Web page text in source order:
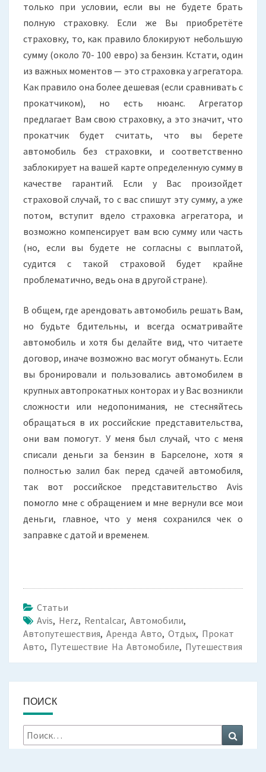
только при условии, если вы не будете брать
полную страховку. Если же Вы приобретёте
страховку, то, как правило блокируют небольшую
сумму (около 70- 100 евро) за бензин. Кстати, один
из важных моментов — это страховка у агрегатора.
Как правило она более дешевая (если сравнивать с
прокатчиком), но есть нюанс. Агрегатор
предлагает Вам свою страховку, а это значит, что
прокатчик будет считать, что вы берете
автомобиль без страховки, и соответственно
заблокирует на вашей карте определенную сумму в
качестве гарантий. Если у Вас произойдет
страховой случай, то с вас спишут эту сумму, а уже
потом, вступит вдело страховка агрегатора, и
возможно компенсирует вам всю сумму или часть
(но, если вы будете не согласны с выплатой,
судится с такой страховой будет крайне
проблематично, ведь она в другой стране).
В общем, где арендовать автомобиль решать Вам,
но будьте бдительны, и всегда осматривайте
автомобиль и хотя бы делайте вид, что читаете
договор, иначе возможно вас могут обмануть. Если
вы бронировали и пользовались автомобилем в
крупных автопрокатных конторах и у Вас возникли
сложности или недопонимания, не стесняйтесь
обращаться в их российские представительства,
они вам помогут. У меня был случай, что с меня
списали деньги за бензин в Барселоне, хотя я
полностью залил бак перед сдачей автомобиля,
так вот российское представительство Avis
помогло мне с обращением и мне вернули все мои
деньги, главное, что у меня сохранился чек о
заправке с датой и временем.
Статьи
Avis, Herz, Rentalcar, Автомобили,
Автопутешествия, Аренда Авто, Отдых, Прокат
Авто, Путешествие На Автомобиле, Путешествия
ПОИСК
Искать: